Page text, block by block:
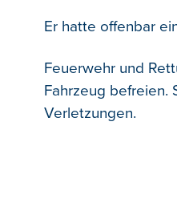
Er hatte offenbar
Feuerwehr und
Fahrzeug befreien.
Verletzungen.